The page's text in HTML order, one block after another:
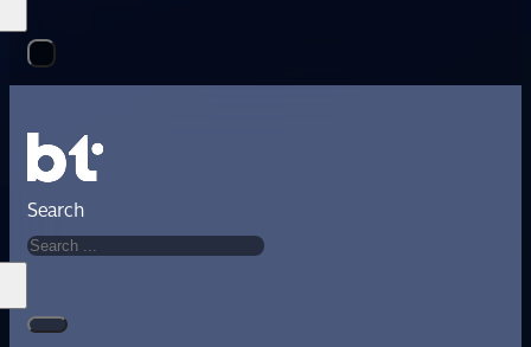
Search